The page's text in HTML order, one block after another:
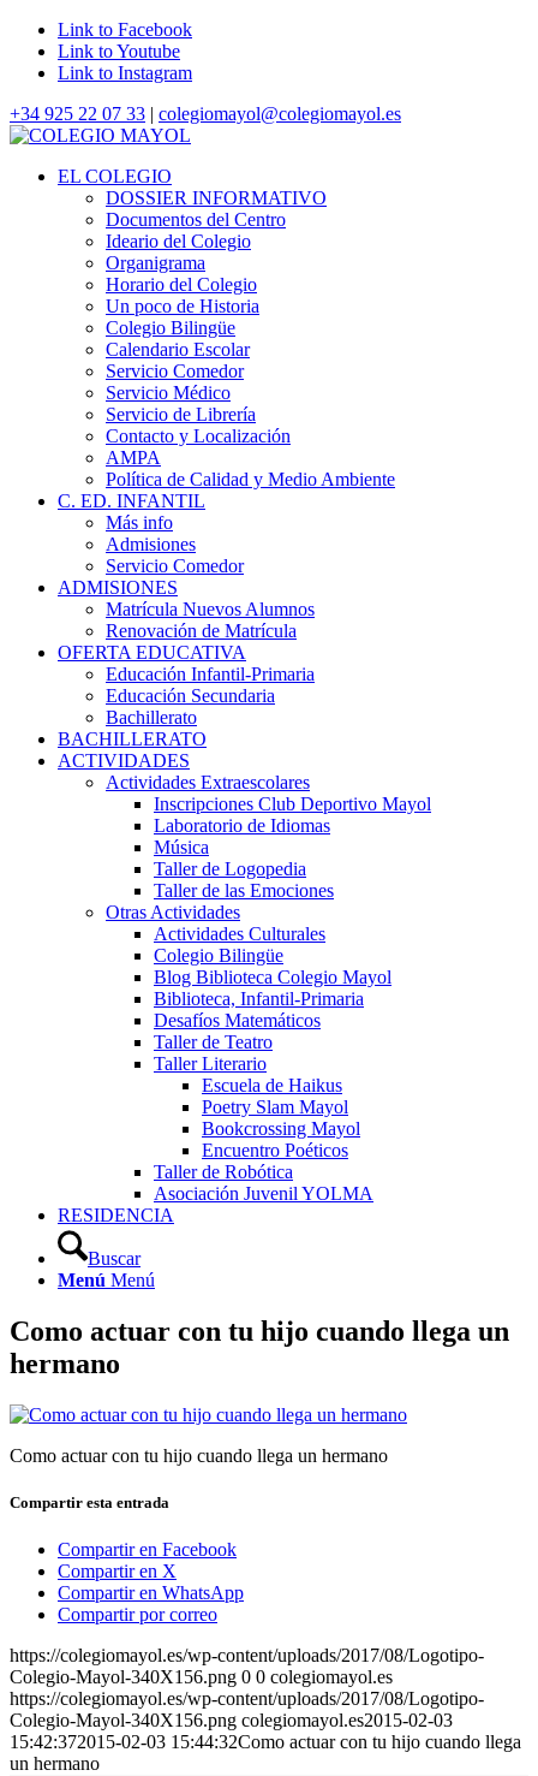
Link to Facebook
Link to Youtube
Link to Instagram
+34 925 22 07 33 | colegiomayol@colegiomayol.es
EL COLEGIO
DOSSIER INFORMATIVO
Documentos del Centro
Ideario del Colegio
Organigrama
Horario del Colegio
Un poco de Historia
Colegio Bilingüe
Calendario Escolar
Servicio Comedor
Servicio Médico
Servicio de Librería
Contacto y Localización
AMPA
Política de Calidad y Medio Ambiente
C. ED. INFANTIL
Más info
Admisiones
Servicio Comedor
ADMISIONES
Matrícula Nuevos Alumnos
Renovación de Matrícula
OFERTA EDUCATIVA
Educación Infantil-Primaria
Educación Secundaria
Bachillerato
BACHILLERATO
ACTIVIDADES
Actividades Extraescolares
Inscripciones Club Deportivo Mayol
Laboratorio de Idiomas
Música
Taller de Logopedia
Taller de las Emociones
Otras Actividades
Actividades Culturales
Colegio Bilingüe
Blog Biblioteca Colegio Mayol
Biblioteca, Infantil-Primaria
Desafíos Matemáticos
Taller de Teatro
Taller Literario
Escuela de Haikus
Poetry Slam Mayol
Bookcrossing Mayol
Encuentro Poéticos
Taller de Robótica
Asociación Juvenil YOLMA
RESIDENCIA
Buscar
Menú Menú
Como actuar con tu hijo cuando llega un
hermano
Como actuar con tu hijo cuando llega un hermano
Compartir esta entrada
Compartir en Facebook
Compartir en X
Compartir en WhatsApp
Compartir por correo
https://colegiomayol.es/wp-content/uploads/2017/08/Logotipo-
Colegio-Mayol-340X156.png 0 0 colegiomayol.es
https://colegiomayol.es/wp-content/uploads/2017/08/Logotipo-
Colegio-Mayol-340X156.png colegiomayol.es2015-02-03
15:42:372015-02-03 15:44:32Como actuar con tu hijo cuando llega
un hermano